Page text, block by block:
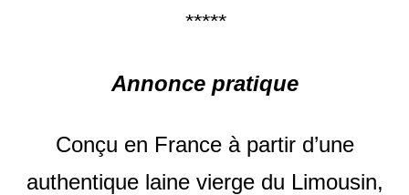
*****
Annonce pratique
Conçu en France à partir d’une
authentique laine vierge du Limousin,